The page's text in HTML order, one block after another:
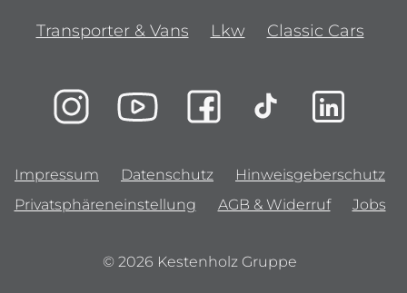
Transporter & Vans Lkw Classic Cars
Impressum Datenschutz
Hinweisgeberschutz
Privatsphäreneinstellung
AGB & Widerruf Jobs
© 2026 Kestenholz Gruppe